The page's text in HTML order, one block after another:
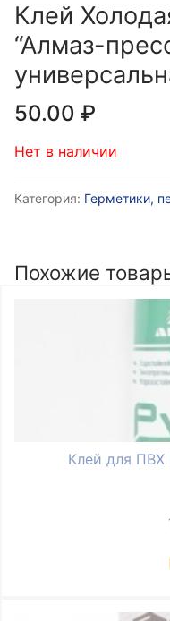
Клей
“Алмаз-
50.00 ₽
Нет в наличии
Категория: Герметики,
Похожие
Клей для ПВХ